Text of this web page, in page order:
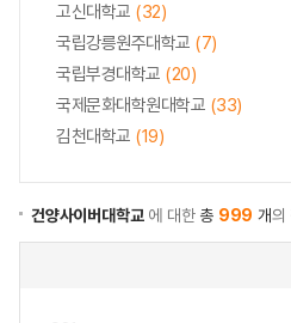
고신대학교 (32)
국립강릉원주대학교 (7)
국립부경대학교 (20)
국제문화대학원대학교 (33)
김천대학교 (19)
건양사이버대학교에 대한총 999 개의